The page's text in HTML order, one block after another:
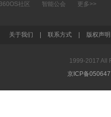
360OS社区 智能公会 更多>>
关于我们 联系方式 版权声明
1999-2017 All
京ICP备